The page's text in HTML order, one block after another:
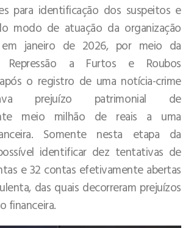
para identificação dos suspeitos e
modo de atuação da organização
janeiro de 2026, por meio da
Repressão a Furtos e Roubos
após o registro de uma notícia-crime
prejuízo patrimonial de
meio milhão de reais a uma
Somente nesta etapa da
identificar dez tentativas de
e 32 contas efetivamente abertas
das quais decorreram prejuízos
financeira.